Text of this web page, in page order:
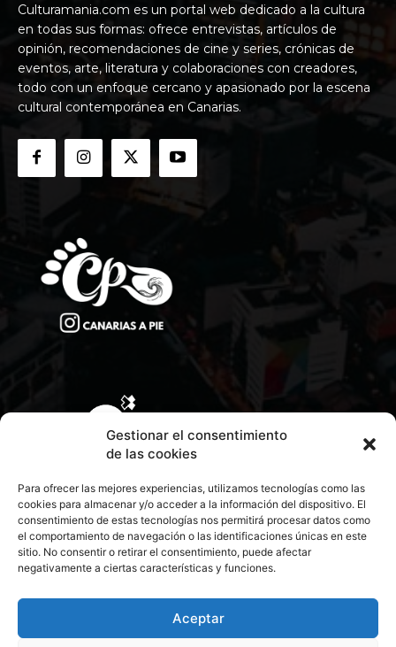
Gestionar el consentimiento
de las cookies
Para ofrecer las mejores experiencias, utilizamos tecnologías como las
cookies para almacenar y/o acceder a la información del dispositivo. El
consentimiento de estas tecnologías nos permitirá procesar datos como
el comportamiento de navegación o las identificaciones únicas en este
sitio. No consentir o retirar el consentimiento, puede afectar
negativamente a ciertas características y funciones.
Aceptar
Culturamania.com es un portal web dedicado a la cultura
en todas sus formas: ofrece entrevistas, artículos de
opinión, recomendaciones de cine y series, crónicas de
eventos, arte, literatura y colaboraciones con creadores,
todo con un enfoque cercano y apasionado por la escena
cultural contemporánea en Canarias.
CONTACTA CON NOSOTROS